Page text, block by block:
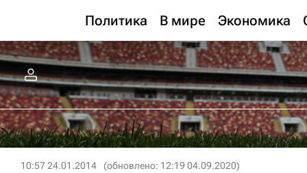
Политика В мире Экономика
10:57 24.01.2014 (обновлено: 12:19 04.09.2020)